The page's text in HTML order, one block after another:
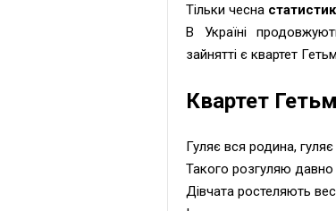
Тільки чесна
В Україні
зайнятті є квартет
Квартет
Гуляє вся родина,
Такого розгуляю
Дiвчата ростеляють